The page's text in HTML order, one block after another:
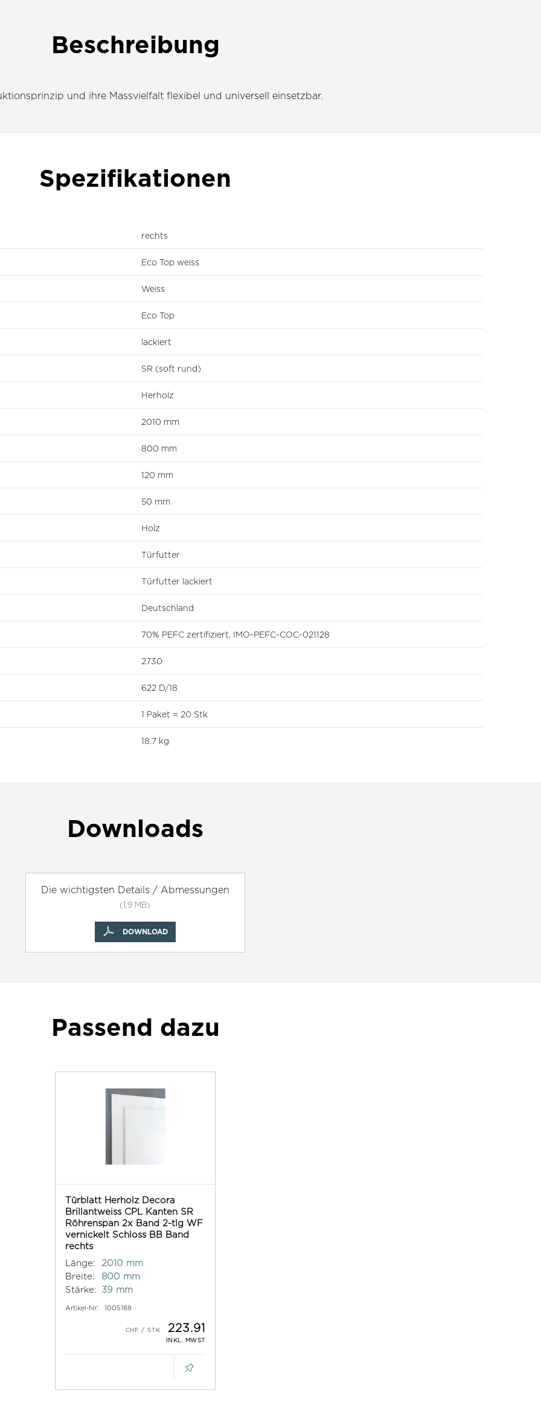
Beschreibung
und ihre Massvielfalt flexibel und universell einsetzbar.
Spezifikationen
rechts
Eco Top weiss
Weiss
Eco Top
lackiert
SR (soft rund)
Herholz
2010 mm
800 mm
120 mm
50 mm
Holz
Türfutter
Türfutter lackiert
Deutschland
70% PEFC zertifiziert, IMO-PEFC-COC-021128
2730
622 D/18
1 Paket = 20 Stk
18.7 kg
Downloads
Die wichtigsten Details / Abmessungen
(1.9 MB)
DOWNLOAD
Passend dazu
Türblatt Herholz Decora
Brillantweiss CPL Kanten SR
Röhrenspan 2x Band 2-tlg WF
vernickelt Schloss BB Band
rechts
Länge:
2010 mm
Breite:
800 mm
Stärke:
39 mm
Artikel-Nr: 1005188
223.91
INKL. MWST